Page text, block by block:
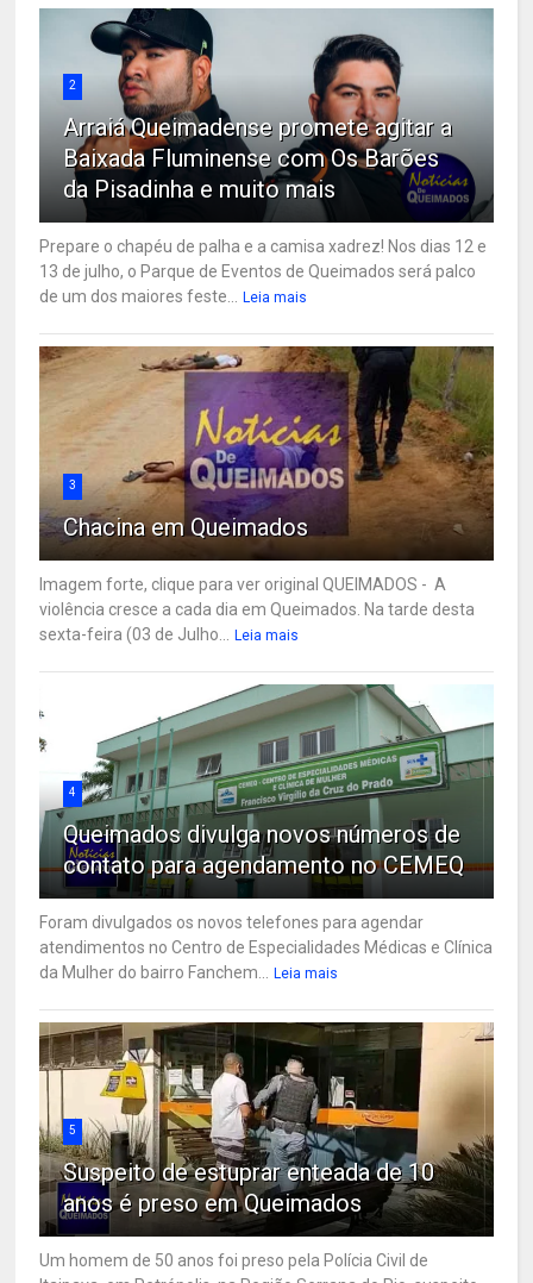
2
Arraiá Queimadense promete agitar a
Baixada Fluminense com Os Barões
da Pisadinha e muito mais
Prepare o chapéu de palha e a camisa xadrez! Nos dias 12 e
13 de julho, o Parque de Eventos de Queimados será palco
de um dos maiores feste...
Leia mais
3
Chacina em Queimados
Imagem forte, clique para ver original QUEIMADOS - A
violência cresce a cada dia em Queimados. Na tarde desta
sexta-feira (03 de Julho...
Leia mais
4
Queimados divulga novos números de
contato para agendamento no CEMEQ
Foram divulgados os novos telefones para agendar
atendimentos no Centro de Especialidades Médicas e Clínica
da Mulher do bairro Fanchem...
Leia mais
5
Suspeito de estuprar enteada de 10
anos é preso em Queimados
Um homem de 50 anos foi preso pela Polícia Civil de